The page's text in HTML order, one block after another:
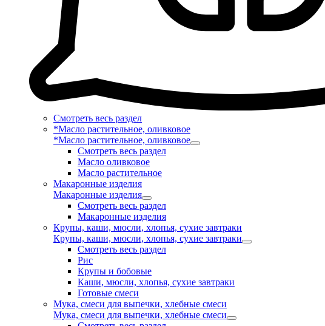
Смотреть весь раздел
*Масло растительное, оливковое
*Масло растительное, оливковое
Смотреть весь раздел
Масло оливковое
Масло растительное
Макаронные изделия
Макаронные изделия
Смотреть весь раздел
Макаронные изделия
Крупы, каши, мюсли, хлопья, сухие завтраки
Крупы, каши, мюсли, хлопья, сухие завтраки
Смотреть весь раздел
Рис
Крупы и бобовые
Каши, мюсли, хлопья, сухие завтраки
Готовые смеси
Мука, смеси для выпечки, хлебные смеси
Мука, смеси для выпечки, хлебные смеси